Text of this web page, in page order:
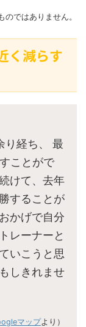
ではありません。
く減らす
り経ち、 最
ことがで
けて、去年
することが
かげで自分
レーナーと
いこうと思
しきれませ
マップより）